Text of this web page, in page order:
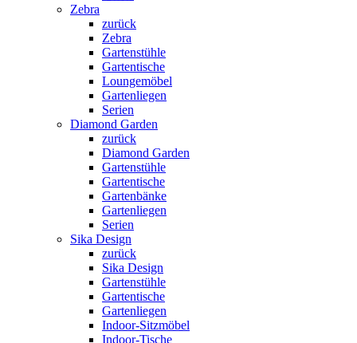
Zebra
zurück
Zebra
Gartenstühle
Gartentische
Loungemöbel
Gartenliegen
Serien
Diamond Garden
zurück
Diamond Garden
Gartenstühle
Gartentische
Gartenbänke
Gartenliegen
Serien
Sika Design
zurück
Sika Design
Gartenstühle
Gartentische
Gartenliegen
Indoor-Sitzmöbel
Indoor-Tische